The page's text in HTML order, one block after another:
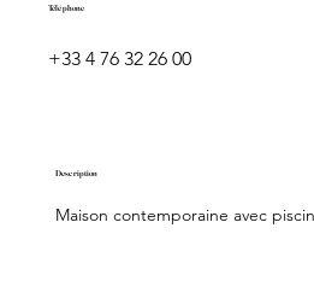
Téléphone
+33 4 76 32 26 00
Description
Maison contemporaine avec